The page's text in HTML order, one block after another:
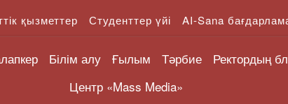
қызметтер Студенттер үйі AI-Sana
Білім алу Ғылым Тәрбие Ректордың
Центр «Mass Media»